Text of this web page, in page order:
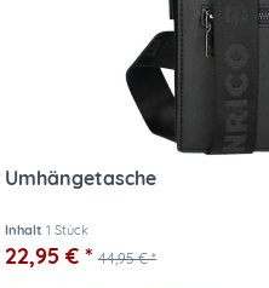
Umhängetasche
Inhalt 1 Stück
22,95 € * 44,95 € *